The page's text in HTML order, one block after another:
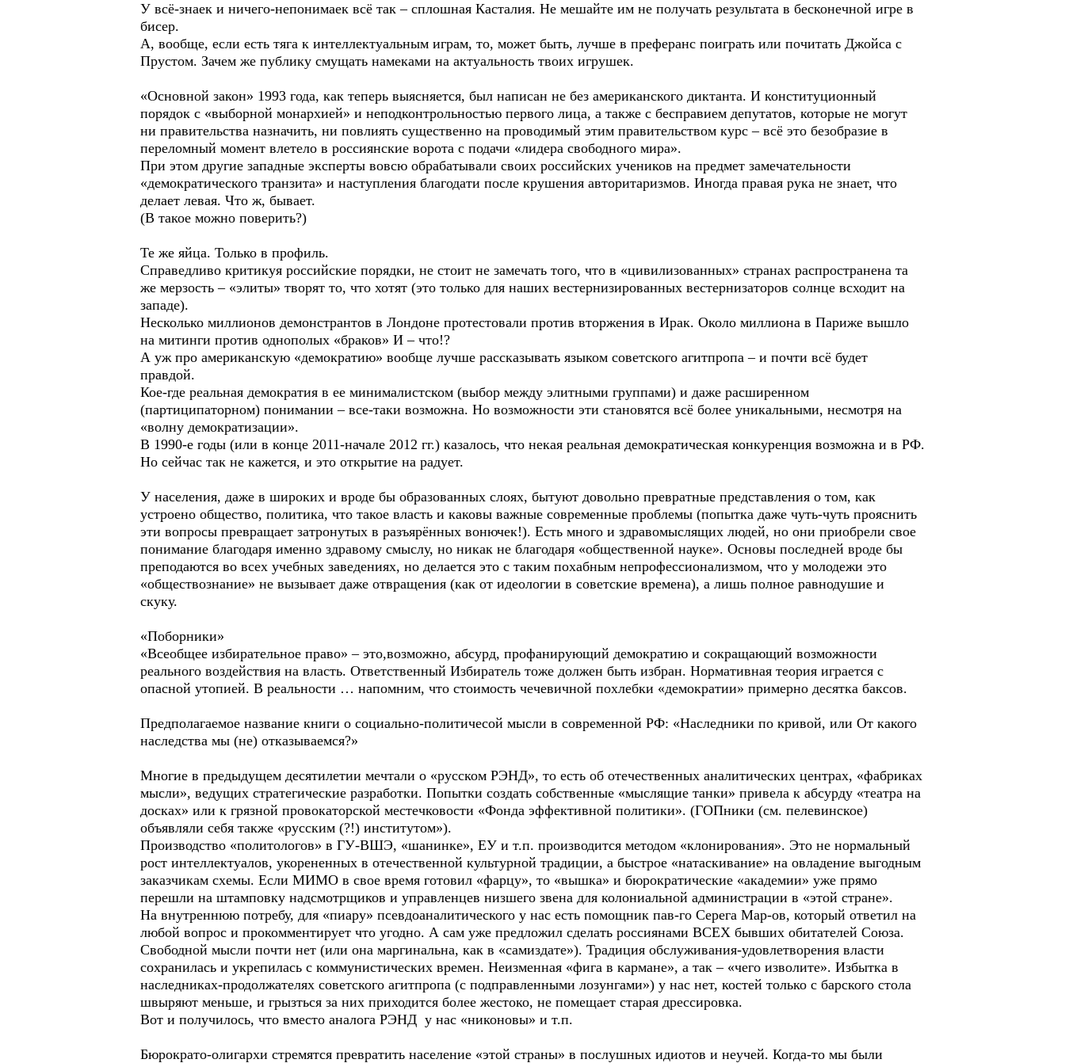
У всё-знаек и ничего-непонимаек всё так – сплошная Касталия. Не мешайте им не получать результата в бесконечной игре в
бисер.
А, вообще, если есть тяга к интеллектуальным играм, то, может быть, лучше в преферанс поиграть или почитать Джойса с
Прустом. Зачем же публику смущать намеками на актуальность твоих игрушек.
«Основной закон» 1993 года, как теперь выясняется, был написан не без американского диктанта. И конституционный
порядок с «выборной монархией» и неподконтрольностью первого лица, а также с бесправием депутатов, которые не могут
ни правительства назначить, ни повлиять существенно на проводимый этим правительством курс – всё это безобразие в
переломный момент влетело в россиянские ворота с подачи «лидера свободного мира».
При этом другие западные эксперты вовсю обрабатывали своих российских учеников на предмет замечательности
«демократического транзита» и наступления благодати после крушения авторитаризмов. Иногда правая рука не знает, что
делает левая. Что ж, бывает.
(В такое можно поверить?)
Те же яйца. Только в профиль.
Справедливо критикуя российские порядки, не стоит не замечать того, что в «цивилизованных» странах распространена та
же мерзость – «элиты» творят то, что хотят (это только для наших вестернизированных вестернизаторов солнце всходит на
западе).
Несколько миллионов демонстрантов в Лондоне протестовали против вторжения в Ирак. Около миллиона в Париже вышло
на митинги против однополых «браков» И – что!?
А уж про американскую «демократию» вообще лучше рассказывать языком советского агитпропа – и почти всё будет
правдой.
Кое-где реальная демократия в ее минималистском (выбор между элитными группами) и даже расширенном
(партиципаторном) понимании – все-таки возможна. Но возможности эти становятся всё более уникальными, несмотря на
«волну демократизации».
В 1990-е годы (или в конце 2011-начале 2012 гг.) казалось, что некая реальная демократическая конкуренция возможна и в РФ.
Но сейчас так не кажется, и это открытие на радует.
У населения, даже в широких и вроде бы образованных слоях, бытуют довольно превратные представления о том, как
устроено общество, политика, что такое власть и каковы важные современные проблемы (попытка даже чуть-чуть прояснить
эти вопросы превращает затронутых в разъярённых вонючек!). Есть много и здравомыслящих людей, но они приобрели свое
понимание благодаря именно здравому смыслу, но никак не благодаря «общественной науке». Основы последней вроде бы
преподаются во всех учебных заведениях, но делается это с таким похабным непрофессионализмом, что у молодежи это
«обществознание» не вызывает даже отвращения (как от идеологии в советские времена), а лишь полное равнодушие и
скуку.
«Поборники»
«Всеобщее избирательное право» – это,возможно, абсурд, профанирующий демократию и сокращающий возможности
реального воздействия на власть. Ответственный Избиратель тоже должен быть избран. Нормативная теория играется с
опасной утопией. В реальности … напомним, что стоимость чечевичной похлебки «демократии» примерно десятка баксов.
Предполагаемое название книги о социально-политичесой мысли в современной РФ: «Наследники по кривой, или От какого
наследства мы (не) отказываемся?»
Многие в предыдущем десятилетии мечтали о «русском РЭНД», то есть об отечественных аналитических центрах, «фабриках
мысли», ведущих стратегические разработки. Попытки создать собственные «мыслящие танки» привела к абсурду «театра на
досках» или к грязной провокаторской местечковости «Фонда эффективной политики». (ГОПники (см. пелевинское)
объявляли себя также «русским (?!) институтом»).
Производство «политологов» в ГУ-ВШЭ, «шанинке», ЕУ и т.п. производится методом «клонирования». Это не нормальный
рост интеллектуалов, укорененных в отечественной культурной традиции, а быстрое «натаскивание» на овладение выгодным
заказчикам схемы. Если МИМО в свое время готовил «фарцу», то «вышка» и бюрократические «академии» уже прямо
перешли на штамповку надсмотрщиков и управленцев низшего звена для колониальной администрации в «этой стране».
На внутреннюю потребу, для «пиару» псевдоаналитического у нас есть помощник пав-го Серега Мар-ов, который ответил на
любой вопрос и прокомментирует что угодно. А сам уже предложил сделать россиянами ВСЕХ бывших обитателей Союза.
Свободной мысли почти нет (или она маргинальна, как в «самиздате»). Традиция обслуживания-удовлетворения власти
сохранилась и укрепилась с коммунистических времен. Неизменная «фига в кармане», а так – «чего изволите». Избытка в
наследниках-продолжателях советского агитпропа (с подправленными лозунгами») у нас нет, костей только с барского стола
швыряют меньше, и грызться за них приходится более жестоко, не помещает старая дрессировка.
Вот и получилось, что вместо аналога РЭНД у нас «никоновы» и т.п.
Бюрократо-олигархи стремятся превратить население «этой страны» в послушных идиотов и неучей. Когда-то мы были